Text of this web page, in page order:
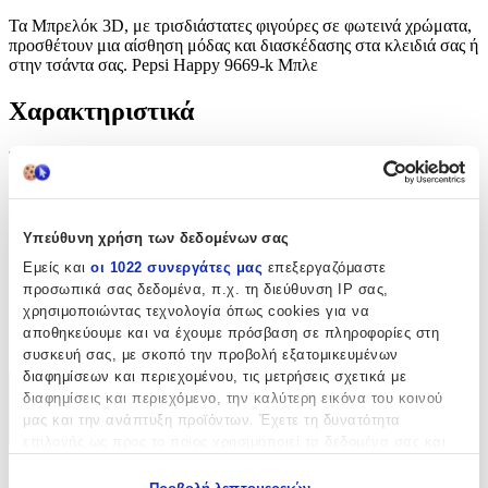
Υπεύθυνη χρήση των δεδομένων σας
Εμείς και οι 1022 συνεργάτες μας επεξεργαζόμαστε
προσωπικά σας δεδομένα, π.χ. τη διεύθυνση IP σας,
χρησιμοποιώντας τεχνολογία όπως cookies για να
αποθηκεύουμε και να έχουμε πρόσβαση σε πληροφορίες στη
συσκευή σας, με σκοπό την προβολή εξατομικευμένων
διαφημίσεων και περιεχομένου, τις μετρήσεις σχετικά με
διαφημίσεις και περιεχόμενο, την καλύτερη εικόνα του κοινού
μας και την ανάπτυξη προϊόντων. Έχετε τη δυνατότητα
Τα Μπρελόκ 3D, με τρισδιάστατες φιγούρες σε φωτεινά χρώματα,
προσθέτουν μια αίσθηση μόδας και διασκέδασης στα κλειδιά σας ή
στην τσάντα σας. Pepsi Happy 9669-k Μπλε
Χαρακτηριστικά
Τύπος
Μπρελόκ
Χρώμα:
Μπλε
Κατασκευαστής:
OEM
Χαρακτηριστικά